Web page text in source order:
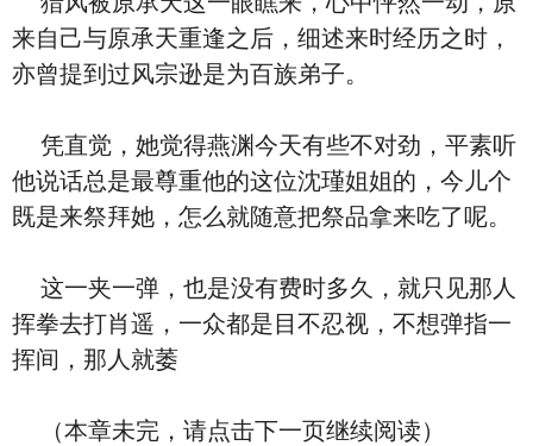
来自己与原承天重逢之后，细述来时经历之时，
亦曾提到过风宗逊是为百族弟子。
凭直觉，她觉得燕渊今天有些不对劲，平素听
他说话总是最尊重他的这位沈瑾姐姐的，今儿个
既是来祭拜她，怎么就随意把祭品拿来吃了呢。
这一夹一弹，也是没有费时多久，就只见那人
挥拳去打肖遥，一众都是目不忍视，不想弹指一
挥间，那人就萎
（本章未完，请点击下一页继续阅读）